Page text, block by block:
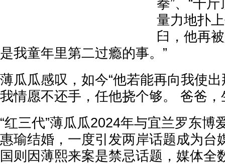
拳”、“千
量力地扑
臼，他再
是我童年里第二过瘾的事。”
薄瓜瓜感叹，如今“他若能再向我使
我情愿不还手，任他挠个够。 爸爸，
“红三代”薄瓜瓜2024年与宜兰罗东博
惠瑜结婚，一度引发两岸话题成为台
国则因薄熙来案是禁忌话题，媒体全